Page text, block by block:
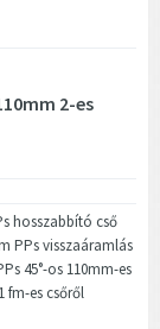
2-es
hosszabbító cső
PPs visszaáramlás
45°-os 110mm-es
fm-es csőről